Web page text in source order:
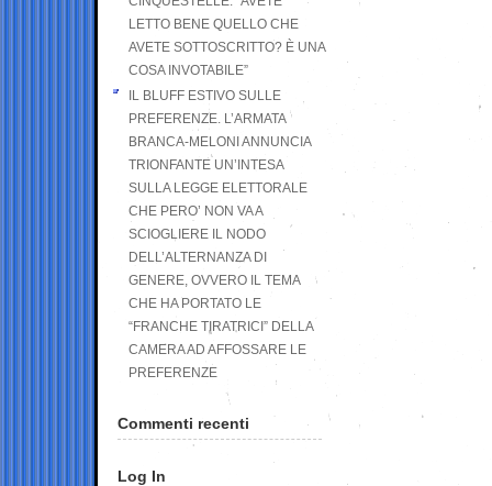
LETTO BENE QUELLO CHE
AVETE SOTTOSCRITTO? È UNA
COSA INVOTABILE”
IL BLUFF ESTIVO SULLE
PREFERENZE. L’ARMATA
BRANCA-MELONI ANNUNCIA
TRIONFANTE UN’INTESA
SULLA LEGGE ELETTORALE
CHE PERO’ NON VA A
SCIOGLIERE IL NODO
DELL’ALTERNANZA DI
GENERE, OVVERO IL TEMA
CHE HA PORTATO LE
“FRANCHE TIRATRICI” DELLA
CAMERA AD AFFOSSARE LE
PREFERENZE
Commenti recenti
Log In